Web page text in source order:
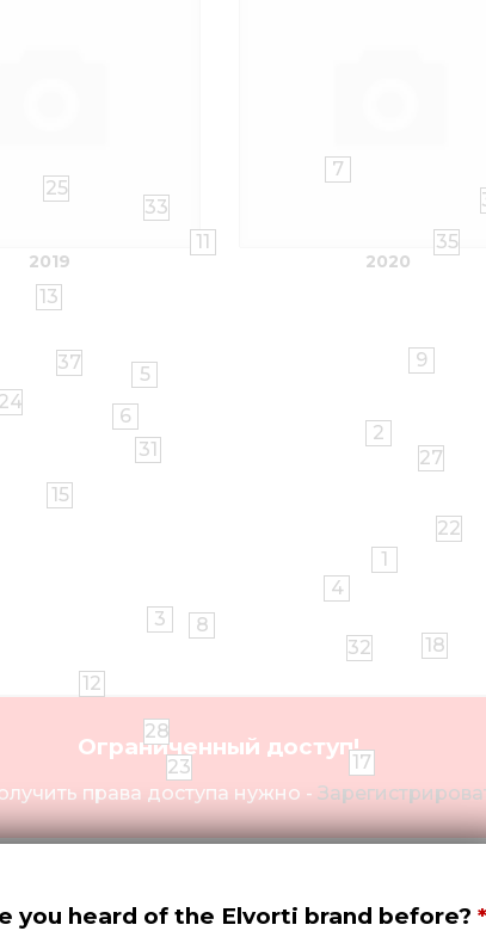
2019 2020
Ограниченный доступ!
права доступа нужно -
1
2
3
4
5
6
7
8
9
11
12
13
15
17
18
22
23
24
25
27
28
31
32
33
35
37
you heard of the Elvorti brand before?